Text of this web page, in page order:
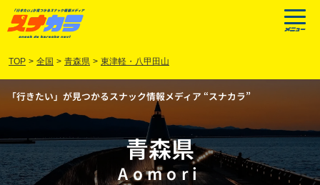
TOP > 全国 > 青森県 > 東津軽・八甲田山
「行きたい」が見つかるスナック情報メディア “スナカラ”
青森県
Aomori